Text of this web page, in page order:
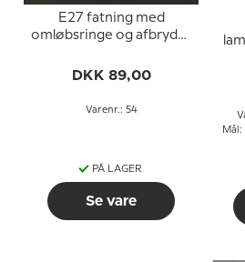
E27 fatning med
omløbsringe og afbryder
DKK 89,00
Varenr.: 54
PÅ LAGER
Se vare
Mål: